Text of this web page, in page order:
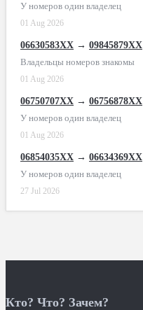
У номеров один владелец
01 Aug 2026
06630583XX → 09845879XX
Владельцы номеров знакомы
01 Aug 2026
06750707XX → 06756878XX
У номеров один владелец
01 Aug 2026
06854035XX → 06634369XX
У номеров один владелец
27 Jul 2026
Кто? Что? Зачем?